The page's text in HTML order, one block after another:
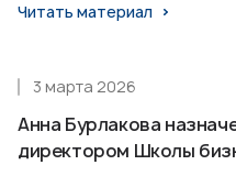
Читать материал
Анна Бурлакова
директором Школы
3 марта 2026